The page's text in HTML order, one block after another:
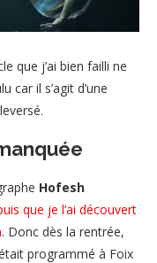
que j’ai bien failli ne
car il s’agit d’une
Hofesh
que je l’ai découvert
. Donc dès la rentrée,
programmé à Foix